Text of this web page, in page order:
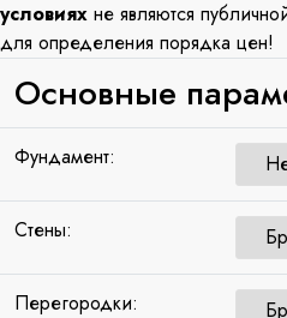
условиях не являются
для определения порядка цен!
Основные
Фундамент:
Стены:
Перегородки: